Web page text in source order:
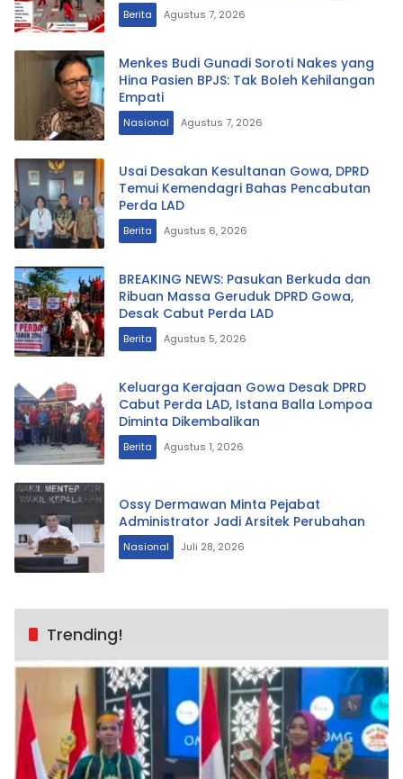
Berita Agustus 7, 2026
Menkes Budi Gunadi Soroti Nakes yang
Hina Pasien BPJS: Tak Boleh Kehilangan
Empati
Nasional Agustus 7, 2026
Usai Desakan Kesultanan Gowa, DPRD
Temui Kemendagri Bahas Pencabutan
Perda LAD
Berita Agustus 6, 2026
BREAKING NEWS: Pasukan Berkuda dan
Ribuan Massa Geruduk DPRD Gowa,
Desak Cabut Perda LAD
Berita Agustus 5, 2026
Keluarga Kerajaan Gowa Desak DPRD
Cabut Perda LAD, Istana Balla Lompoa
Diminta Dikembalikan
Berita Agustus 1, 2026
Ossy Dermawan Minta Pejabat
Administrator Jadi Arsitek Perubahan
Nasional Juli 28, 2026
Trending!